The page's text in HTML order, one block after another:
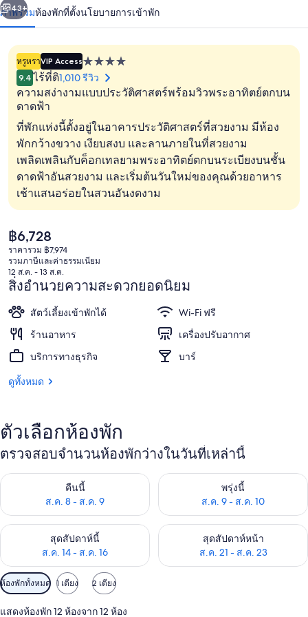
ลล่า
ซา
ทรีทส์
ทางเข้าที่พัก
า43+
ภาพรวมห้องพักที่ตั้งนโยบายการเข้าพัก
หรูหราVIP Accessที่พัก
4.0
ดาว
9.4 ไร้ที่ติ1,010 รีวิว
ความสง่างามแบบประวัติศาสตร์พร้อมวิวพระอาทิตย์ตกบน
ดาดฟ้า
ที่พักแห่งนี้ตั้งอยู่ในอาคารประวัติศาสตร์ที่สวยงาม มีห้อง
พักกว้างขวาง เงียบสงบ และลานภายในที่สวยงาม
เพลิดเพลินกับค็อกเทลยามพระอาทิตย์ตกบนระเบียงบนชั้น
ดาดฟ้าอันสวยงาม และเริ่มต้นวันใหม่ของคุณด้วยอาหาร
เช้าแสนอร่อยในสวนอันงดงาม
ราคา
ปัจจุบัน
฿6,728
฿6,728
ราคารวม ฿7,974
รวมภาษีและค่าธรรมเนียม
12 ส.ค. - 13 ส.ค.
สิ่งอำนวยความสะดวกยอดนิยม
สัตว์เลี้ยงเข้าพักได้
Wi-Fi ฟรี
ร้านอาหาร
เครื่องปรับอากาศ
บริการทางธุรกิจ
บาร์
ดูทั้งหมด
ตัวเลือกห้องพัก
ตรวจสอบจำนวนห้องพักว่างในวันที่เหล่านี้
คืนนี้
ส.ค. 8 - ส.ค. 9
ตรวจสอบจำนวนห้องพักว่างในคืนนี้ ส.ค. 8 - ส.ค. 9พรุ่งนี้
ส.ค. 9 - ส.ค. 10
ตรวจสอบจำนวนห้องพักว่างใน
สุดสัปดาห์นี้
ส.ค. 14 - ส.ค. 16
ตรวจสอบจำนวนห้องพักว่างในสุดสัปดาห์นี้ ส.ค. 14 - ส.ค. 16
สุดสัปดาห์หน้า
ส.ค. 21 - ส.ค. 23
ตรวจสอบจำนวนห้องพักว่างใน
ตัว
กรอง
ห้องพักทั้งหมด 1 เตียง 2 เตียง
แสดงห้องพัก 12 ห้องจาก 12 ห้อง